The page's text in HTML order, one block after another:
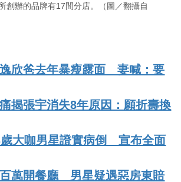
創辦的品牌有17間分店。（圖／翻攝自
欣爸去年暴瘦露面 妻喊：要
揭張宇消失8年原因：願折壽換
大咖男星證實病倒 宣布全面
萬開餐廳 男星疑遇惡房東賠